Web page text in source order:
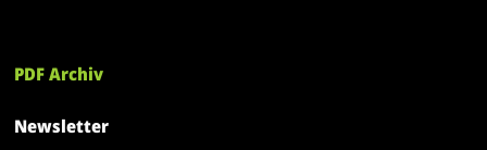
PDF Archiv
Newsletter